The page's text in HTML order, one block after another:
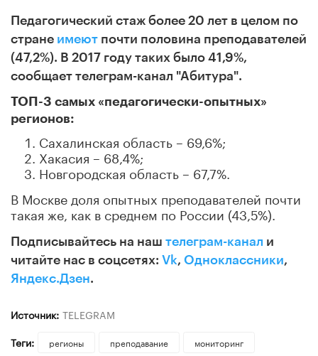
Педагогический стаж более 20 лет в целом по
стране имеют почти половина преподавателей
(47,2%). В 2017 году таких было 41,9%,
сообщает телеграм-канал "Абитура".
ТОП-3 самых «педагогически-опытных»
регионов:
Сахалинская область – 69,6%;
Хакасия – 68,4%;
Новгородская область – 67,7%.
В Москве доля опытных преподавателей почти
такая же, как в среднем по России (43,5%).
Подписывайтесь на наш телеграм-канал и
читайте нас в соцсетях: Vk, Одноклассники,
Яндекс.Дзен.
Источник: TELEGRAM
Теги:
регионы преподавание
мониторинг